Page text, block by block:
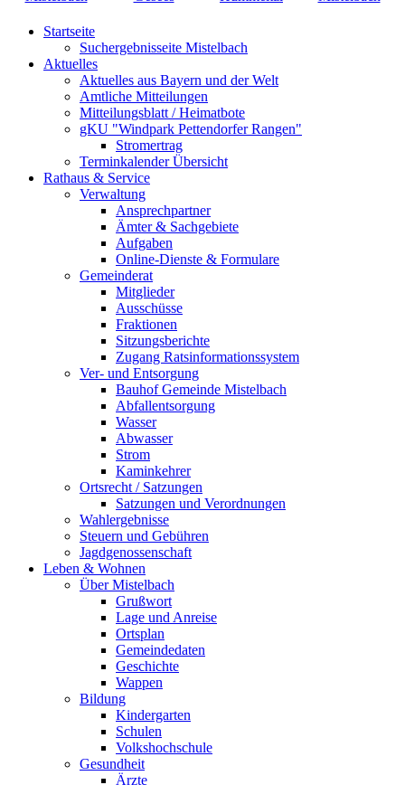
Startseite
Suchergebnisseite Mistelbach
Aktuelles
Aktuelles aus Bayern und der Welt
Amtliche Mitteilungen
Mitteilungsblatt / Heimatbote
gKU "Windpark Pettendorfer Rangen"
Stromertrag
Terminkalender Übersicht
Rathaus & Service
Verwaltung
Ansprechpartner
Ämter & Sachgebiete
Aufgaben
Online-Dienste & Formulare
Gemeinderat
Mitglieder
Ausschüsse
Fraktionen
Sitzungsberichte
Zugang Ratsinformationssystem
Ver- und Entsorgung
Bauhof Gemeinde Mistelbach
Abfallentsorgung
Wasser
Abwasser
Strom
Kaminkehrer
Ortsrecht / Satzungen
Satzungen und Verordnungen
Wahlergebnisse
Steuern und Gebühren
Jagdgenossenschaft
Leben & Wohnen
Über Mistelbach
Grußwort
Lage und Anreise
Ortsplan
Gemeindedaten
Geschichte
Wappen
Bildung
Kindergarten
Schulen
Volkshochschule
Gesundheit
Ärzte